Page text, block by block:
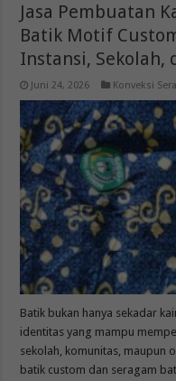
Jasa Pembuatan
Batik Motif
Instansi, Sekolah,
Juni 24, 2026 Konveksi
Batik bukan hanya sekadar
identitas yang mampu
sekolah, komunitas, maupun
batik custom dan seragam